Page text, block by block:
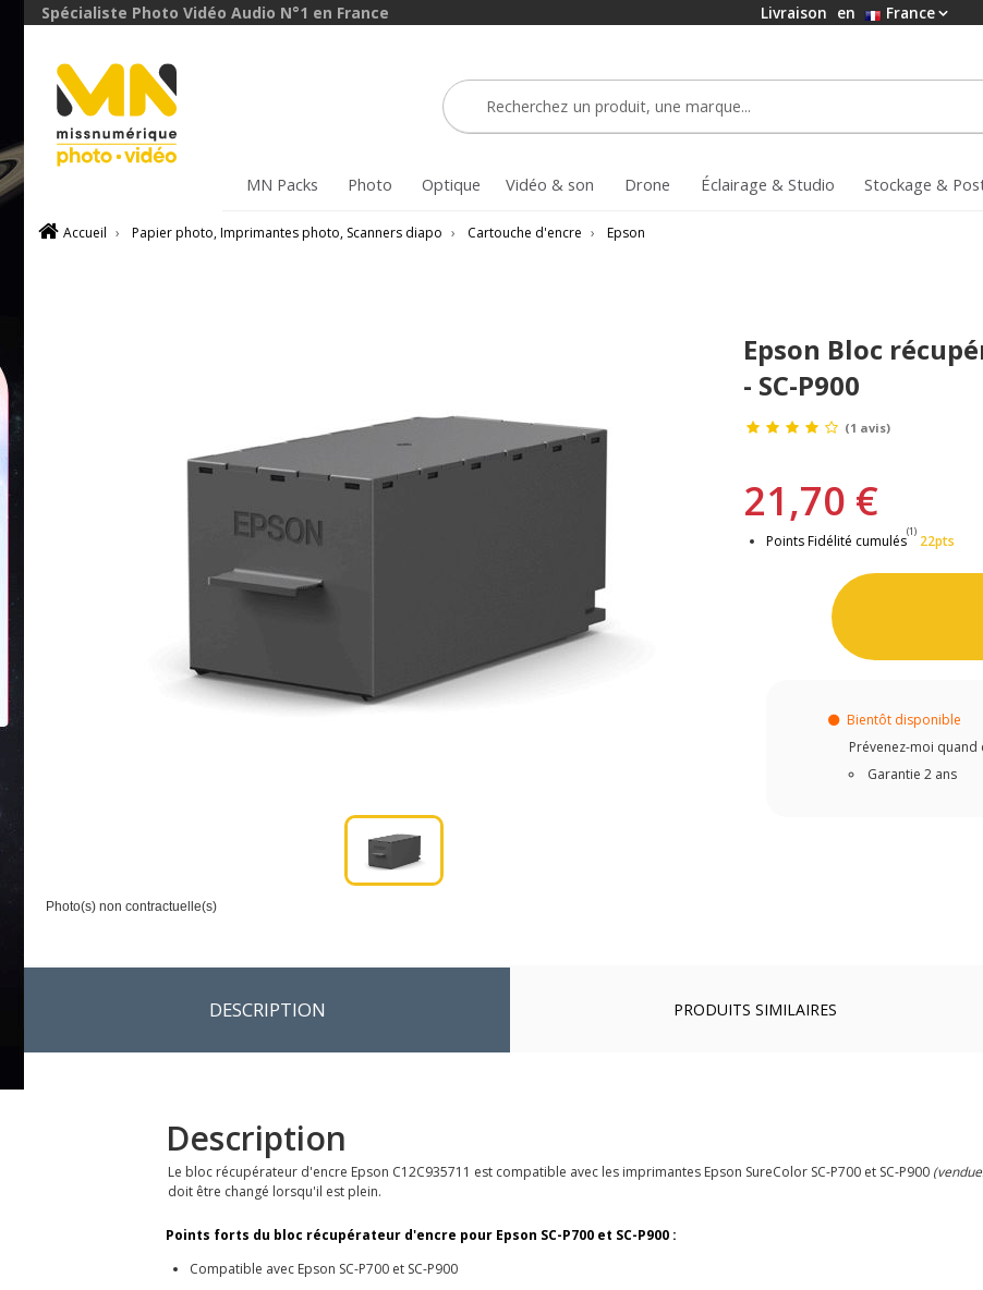
Spécialiste Photo Vidéo Audio N°1 en France Livraison en France
MN Packs Photo Optique Vidéo & son Drone Éclairage & Studio Stockage &
Accueil › Papier photo, Imprimantes photo, Scanners diapo › Cartouche d'encre › Epson
Photo(s) non contractuelle(s)
Epson Bloc
- SC-P900
(1 avis)
21,70 €
Points Fidélité cumulés
(1)
22pts
Bientôt disponible
Prévenez-moi quand
Garantie 2 ans
DESCRIPTION PRODUITS SIMILAIRES
Description
Le bloc récupérateur d'encre Epson C12C935711 est compatible avec les imprimantes Epson SureColor SC-P700 et SC-P900
doit être changé lorsqu'il est plein.
Points forts du bloc récupérateur d'encre pour Epson SC-P700 et SC-P900 :
Compatible avec Epson SC-P700 et SC-P900